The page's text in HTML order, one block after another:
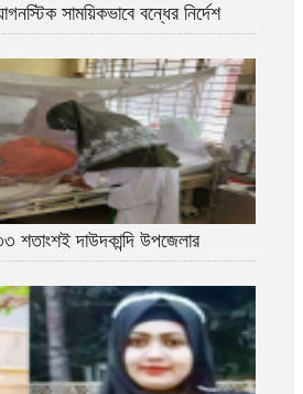
সাময়িকভাবে বন্ধের নির্দেশ
শতাংশই দাউদকান্দি উপজেলার